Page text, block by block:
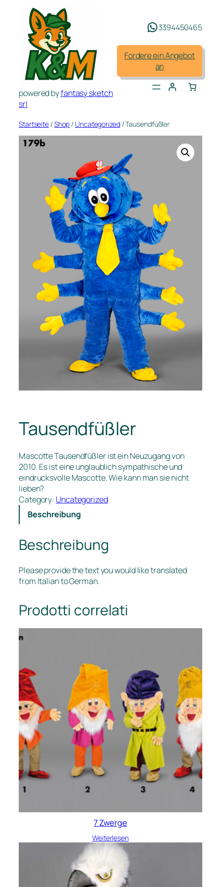
springen
powered byfantasy sketch
srl
3394450465
Fordere ein Angebot
an
Startseite /Shop / Uncategorized/ Tausendfüßler
Tausendfüßler
Mascotte Tausendfüßler ist ein Neuzugang von
2010. Es ist eine unglaublich sympathische und
eindrucksvolle Mascotte. Wie kann man sie nicht
lieben?
Category: Uncategorized
Beschreibung
Beschreibung
Please provide the text you would like translated
from Italian to German.
Prodotti correlati
7 Zwerge
Weiterlesen